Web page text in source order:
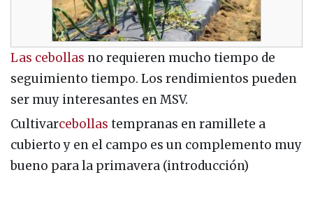
Las cebollas no requieren mucho tiempo de
seguimiento tiempo. Los rendimientos pueden
ser muy interesantes en MSV.
Cultivarcebollas tempranas en ramillete a
cubierto y en el campo es un complemento muy
bueno para la primavera (introducción)